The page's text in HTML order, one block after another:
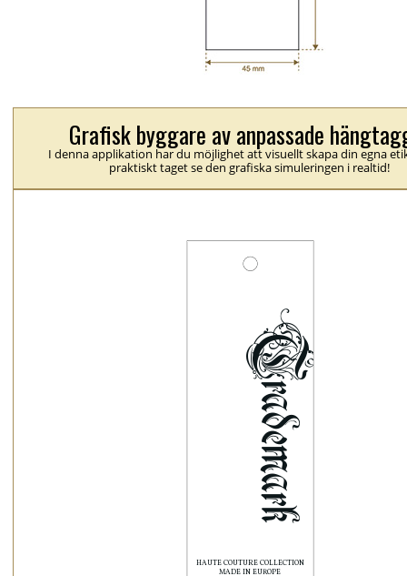
Grafisk byggare av anpassade
I denna applikation har du möjlighet att visuellt skapa din egna
praktiskt taget se den grafiska simuleringen i realtid!